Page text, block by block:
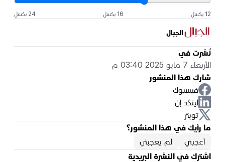
12 بكسل 16 بكسل 24 بكسل
الجبال
نُشرت في
الأربعاء 7 مايو 2025 03:40 م
شارك هذا المنشور
فيسبوك
لينكد إن
تويتر
ما رأيك في هذا المنشور؟
أعجبني
لم يعجبني
اشترك في النشرة البريدية